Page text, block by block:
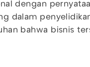
dengan
dalam
bahwa bisnis